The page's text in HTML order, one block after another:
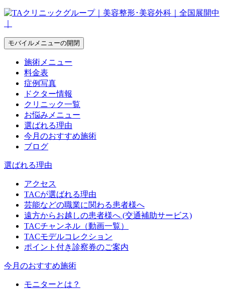
モバイルメニューの開閉
施術メニュー
料金表
症例写真
ドクター情報
クリニック一覧
お悩みメニュー
選ばれる理由
今月のおすすめ施術
ブログ
選ばれる理由
アクセス
TACが選ばれる理由
芸能などの職業に関わる患者様へ
遠方からお越しの患者様へ (交通補助サービス)
TACチャンネル（動画一覧）
TACモデルコレクション
ポイント付き診察券のご案内
今月のおすすめ施術
モニターとは？